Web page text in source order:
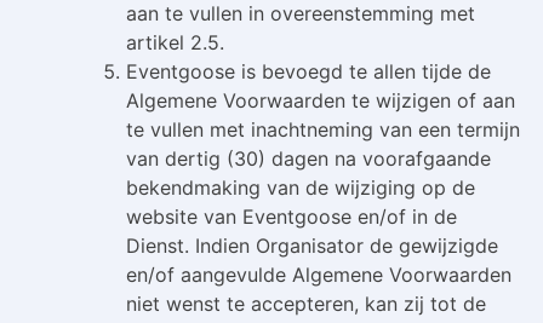
aan te vullen in overeenstemming met
artikel 2.5.
Eventgoose is bevoegd te allen tijde de
Algemene Voorwaarden te wijzigen of aan
te vullen met inachtneming van een termijn
van dertig (30) dagen na voorafgaande
bekendmaking van de wijziging op de
website van Eventgoose en/of in de
Dienst. Indien Organisator de gewijzigde
en/of aangevulde Algemene Voorwaarden
niet wenst te accepteren, kan zij tot de